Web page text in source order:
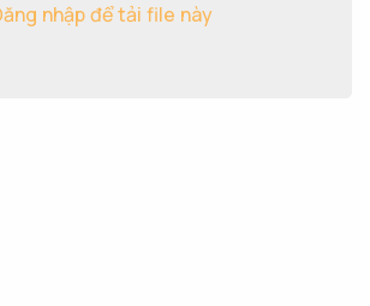
nhập để tải file này